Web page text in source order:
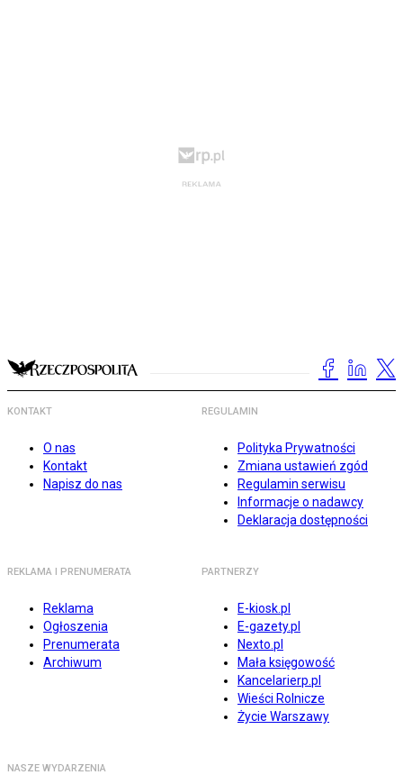
KONTAKT
O nas
Kontakt
Napisz do nas
REGULAMIN
Polityka Prywatności
Zmiana ustawień zgód
Regulamin serwisu
Informacje o nadawcy
Deklaracja dostępności
REKLAMA I PRENUMERATA
Reklama
Ogłoszenia
Prenumerata
Archiwum
PARTNERZY
E-kiosk.pl
E-gazety.pl
Nexto.pl
Mała księgowość
Kancelarierp.pl
Wieści Rolnicze
Życie Warszawy
NASZE WYDARZENIA